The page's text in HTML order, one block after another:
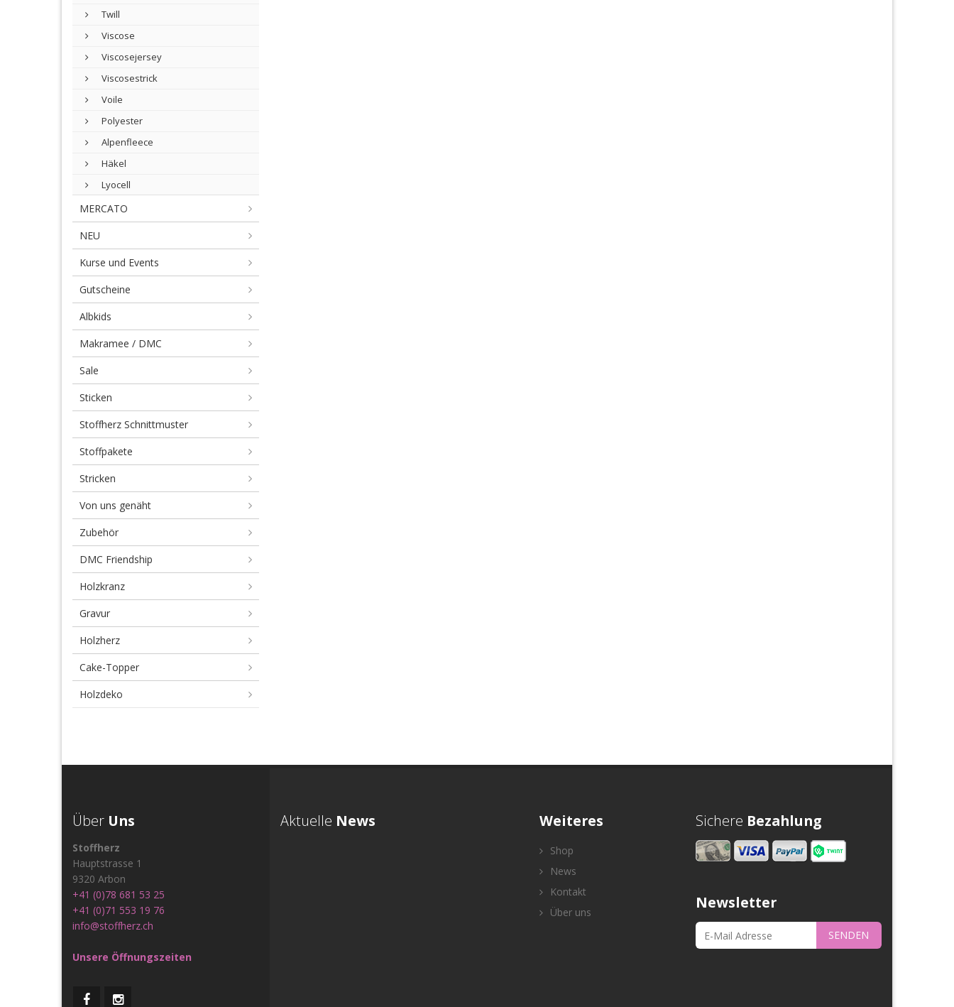
Twill
Viscose
Viscosejersey
Viscosestrick
Voile
Polyester
Alpenfleece
Häkel
Lyocell
MERCATO
NEU
Kurse und Events
Gutscheine
Albkids
Makramee / DMC
Sale
Sticken
Stoffherz Schnittmuster
Stoffpakete
Stricken
Von uns genäht
Zubehör
DMC Friendship
Holzkranz
Gravur
Holzherz
Cake-Topper
Holzdeko
Über Uns
Stoffherz
Hauptstrasse 1
9320 Arbon
+41 (0)78 681 53 25
+41 (0)71 553 19 76
info@stoffherz.ch
Unsere Öffnungszeiten
Aktuelle News Weiteres
Shop
News
Kontakt
Über uns
Sichere Bezahlung
Newsletter
SENDEN